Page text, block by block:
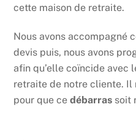
cette maison de retraite.
Nous avons accompagné
devis puis, nous avons
afin qu’elle coïncide avec
retraite de notre cliente. Il
pour que cedébarras soit